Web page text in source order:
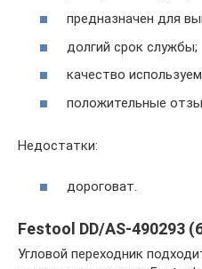
предназначен для
долгий срок службы;
качество
положительные
Недостатки:
дороговат.
Festool DD/AS-490293
Угловой переходник